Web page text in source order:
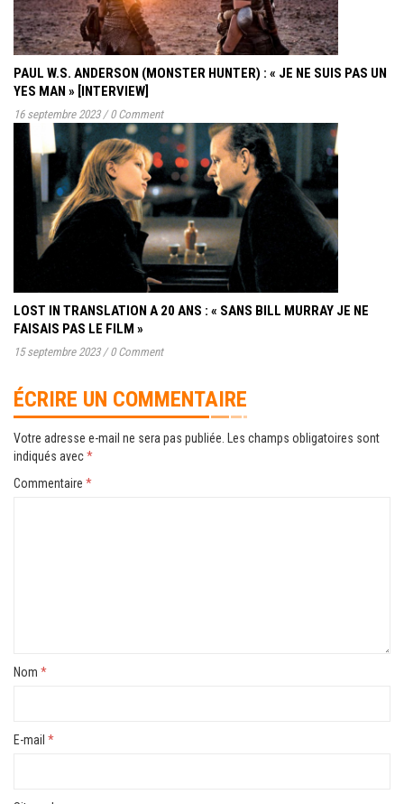
PAUL W.S. ANDERSON (MONSTER HUNTER) : « JE NE SUIS PAS UN
YES MAN » [INTERVIEW]
16 septembre 2023 / 0 Comment
LOST IN TRANSLATION A 20 ANS : « SANS BILL MURRAY JE NE
FAISAIS PAS LE FILM »
15 septembre 2023 / 0 Comment
ÉCRIRE UN COMMENTAIRE
Votre adresse e-mail ne sera pas publiée.
Les champs obligatoires sont
indiqués avec*
Commentaire *
Nom *
E-mail *